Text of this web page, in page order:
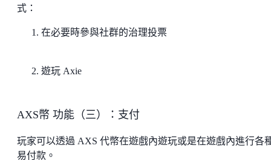
式：
在必要時參與社群的治理投票
遊玩 Axie
AXS幣 功能（三）：支付
玩家可以透過 AXS 代幣在遊戲內遊玩或是在遊戲內進行各
易付款。